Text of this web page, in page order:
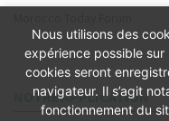
NOTRE APPLICATION
Nous utilisons des
expérience possible sur
cookies seront
navigateur. Il s’agit
fonctionnement du